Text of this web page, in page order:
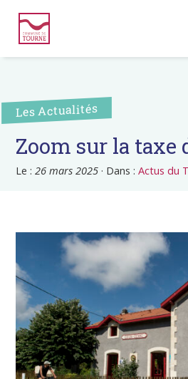
Les Actualités
Zoom sur la taxe
Le :26 mars 2025 · Dans :Actus du